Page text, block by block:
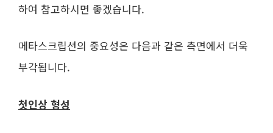
하여 참고하시면 좋겠습니다.
메타스크립션의 중요성은 다음과 같은 측면에서 더욱
부각됩니다.
첫인상 형성